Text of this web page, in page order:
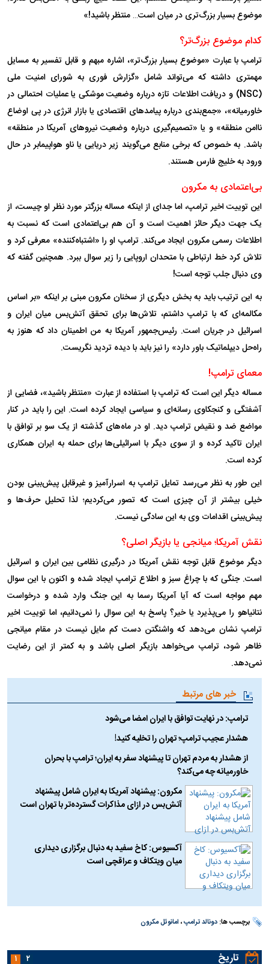
موضوع بسیار بزرگ‌تری در میان است… منتظر باشید!»
کدام موضوع بزرگ‌تر؟
ترامپ با عبارت «موضوع بسیار بزرگ‌تر»، اشاره مبهم و قابل تفسیر به مسایل
مهمتری داشته که می‌تواند شامل «گزارش فوری به شورای امنیت ملی
(NSC) و دریافت اطلاعات تازه درباره وضعیت موشکی یا عملیات احتمالی در
خاورمیانه»، «جمع‌بندی درباره پیامد‌های اقتصادی یا بازار انرژی در پی اوضاع
ناامن منطقه» و یا «تصمیم‌گیری درباره وضعیت نیرو‌های آمریکا در منطقه»
باشد. به خصوص که برخی منابع می‌گویند زیر دریایی یا ناو هواپیمابر در حال
ورود به خلیج فارس هستند.
بی‌اعتمادی به مکرون
این توییت اخیر ترامپ، اما جدای از اینکه مساله بزرگتر مورد نظر او چیست، از
یک جهت دیگر حائز اهمیت است و آن هم بی‌اعتمادی است که نسبت به
اطلاعات رسمی مکرون ایجاد می‌کند. ترامپ او را «اشتباه‌کننده» معرفی کرد و
تلاش کرد خط ارتباطی با متحدان اروپایی را زیر سوال ببرد. همچنین گفته که
وی دنبال جلب توجه است!
به این ترتیب باید به بخش دیگری از سخنان مکرون مبنی بر اینکه «بر اساس
مکالمه‌ای که با ترامپ داشتم، تلاش‌ها برای تحقق آتش‌بس میان ایران و
اسرائیل در جریان است. رئیس‌جمهور آمریکا به من اطمینان داد که هنوز به
راه‌حل دیپلماتیک باور دارد» را نیز باید با دیده تردید نگریست.
معمای ترامپ!
مساله دیگر این است که ترامپ با استفاده از عبارت «منتظر باشید»، فضایی از
آشفتگی و کنجکاوی رسانه‌ای و سیاسی ایجاد کرده است. این را باید در کنار
مواضع ضد و نقیض ترامپ دید. او در ماه‌های گذشته از یک سو بر توافق با
ایران تاکید کرده و از سوی دیگر با اسرائیلی‌ها برای حمله به ایران همکاری
کرده است.
این طور به نظر می‌رسد تمایل ترامپ به اسرارآمیز و غیرقابل پیش‌بینی بودن
خیلی بیشتر از آن چیزی است که تصور می‌کردیم؛ لذا تحلیل حرف‌ها و
پیش‌بینی اقدامات وی به این سادگی نیست.
نقش آمریکا؛ میانجی یا بازیگر اصلی؟
دیگر موضوع قابل توجه نقش آمریکا در درگیری نظامی بین ایران و اسرائیل
است. جنگی که با چراغ سبز و اطلاع ترامپ ایجاد شده و اکنون با این سوال
مهم مواجه است که آیا آمریکا رسما به این جنگ وارد شده و درخواست
نتانیاهو را می‌پذیرد یا خیر؟ پاسخ به این سوال را نمی‌دانیم، اما توییت اخیر
ترامپ نشان می‌دهد که واشنگتن دست کم مایل نیست در مقام میانجی
ظاهر شود، ترامپ می‌خواهد بازیگر اصلی باشد و به کمتر از این رضایت
نمی‌دهد.
خبر های مرتبط
ترامپ: در نهایت توافق با ایران امضا می‌شود
هشدار عجیب ترامپ؛ تهران را تخلیه کنید!
از هشدار به مردم تهران تا پیشنهاد سفر به ایران؛ ترامپ با بحران
خاورمیانه چه می‌کند؟
مکرون: پیشنهاد آمریکا به ایران شامل پیشنهاد
آتش‌بس در ازای مذاکرات گسترده‌تر با تهران است
آکسیوس: کاخ سفید به دنبال برگزاری دیداری
میان ویتکاف و عراقچی است
برچسب ها:دونالد ترامپ، امانوئل مکرون
تاریخ ۱ ۲